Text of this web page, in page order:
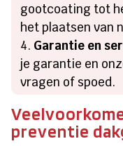
gootcoating tot
het plaatsen van
Garantie en
je garantie en
vragen of spoed.
preventie